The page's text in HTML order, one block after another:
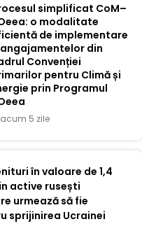
simplificat CoM–
o modalitate
de implementare
din
Convenției
pentru Climă și
prin Programul
acum 5 zile
în valoare de 1,4
active rusești
urmează să fie
sprijinirea Ucrainei